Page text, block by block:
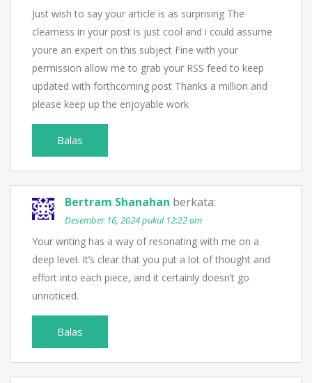
Just wish to say your article is as surprising The
clearness in your post is just cool and i could assume
youre an expert on this subject Fine with your
permission allow me to grab your RSS feed to keep
updated with forthcoming post Thanks a million and
please keep up the enjoyable work
Balas
Bertram Shanahan berkata:
Desember 16, 2024 pukul 12:22 am
Your writing has a way of resonating with me on a
deep level. It’s clear that you put a lot of thought and
effort into each piece, and it certainly doesn’t go
unnoticed.
Balas